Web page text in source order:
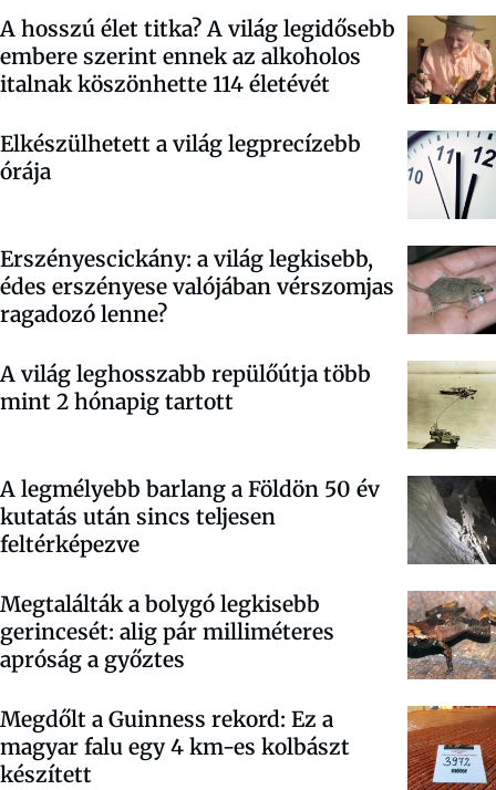
A hosszú élet titka? A világ legidősebb
embere szerint ennek az alkoholos
italnak köszönhette 114 életévét
Elkészülhetett a világ legprecízebb
órája
Erszényescickány: a világ legkisebb,
édes erszényese valójában vérszomjas
ragadozó lenne?
A világ leghosszabb repülőútja több
mint 2 hónapig tartott
A legmélyebb barlang a Földön 50 év
kutatás után sincs teljesen
feltérképezve
Megtalálták a bolygó legkisebb
gerincesét: alig pár milliméteres
apróság a győztes
Megdőlt a Guinness rekord: Ez a
magyar falu egy 4 km-es kolbászt
készített